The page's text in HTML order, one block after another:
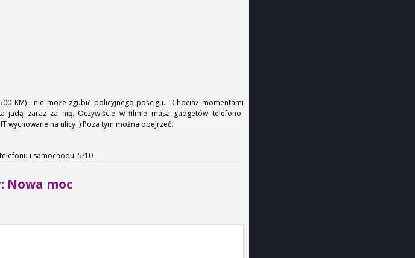
KM) i nie może zgubić policyjnego pościgu... Chociaż momentami
zaraz za nią. Oczywiście w filmie masa gadgetów telefono-
wychowane na ulicy :) Poza tym można obejrzeć.
i samochodu. 5/10
Nowa moc